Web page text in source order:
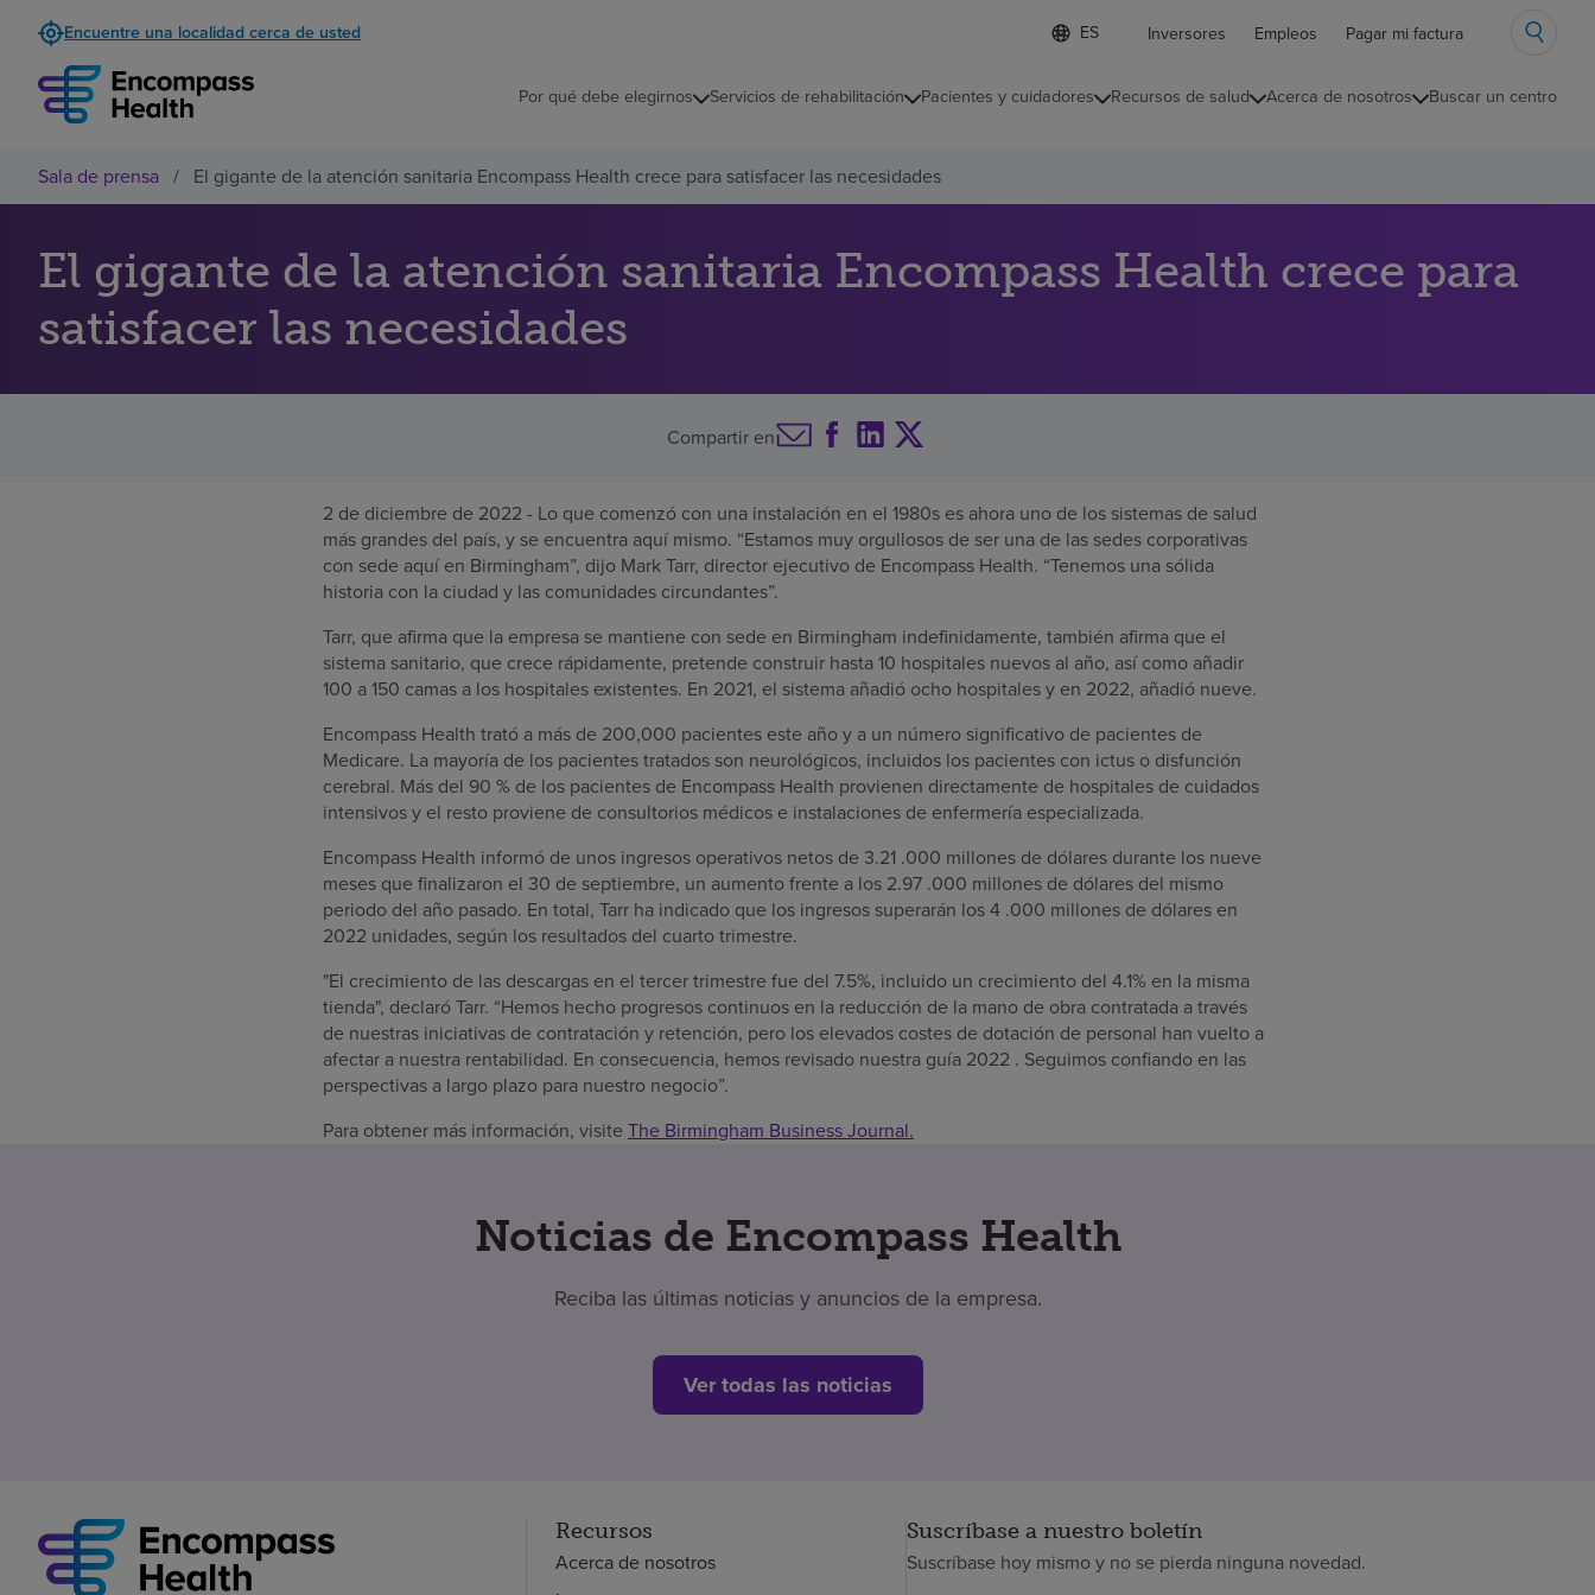
Encuentre una localidad cerca de usted
Lista
de
contraída
d
o
l
c
i
Inversores Empleos Pagar mi factura
Por qué debe elegirnos Servicios de rehabilitación Pacientes y cuidadores Recursos de salud Acerca de nosotros Buscar un centro
Sala de prensa / El gigante de la atención sanitaria Encompass Health crece para satisfacer las necesidades
El gigante de la atención sanitaria Encompass Health crece para
satisfacer las necesidades
Compartir en
2 de diciembre de 2022 - Lo que comenzó con una instalación en el 1980s es ahora uno de los sistemas de salud
más grandes del país, y se encuentra aquí mismo. “Estamos muy orgullosos de ser una de las sedes corporativas
con sede aquí en Birmingham”, dijo Mark Tarr, director ejecutivo de Encompass Health. “Tenemos una sólida
historia con la ciudad y las comunidades circundantes”.
Tarr, que afirma que la empresa se mantiene con sede en Birmingham indefinidamente, también afirma que el
sistema sanitario, que crece rápidamente, pretende construir hasta 10 hospitales nuevos al año, así como añadir
100 a 150 camas a los hospitales existentes. En 2021, el sistema añadió ocho hospitales y en 2022, añadió nueve.
Encompass Health trató a más de 200,000 pacientes este año y a un número significativo de pacientes de
Medicare. La mayoría de los pacientes tratados son neurológicos, incluidos los pacientes con ictus o disfunción
cerebral. Más del 90 % de los pacientes de Encompass Health provienen directamente de hospitales de cuidados
intensivos y el resto proviene de consultorios médicos e instalaciones de enfermería especializada.
Encompass Health informó de unos ingresos operativos netos de 3.21 .000 millones de dólares durante los nueve
meses que finalizaron el 30 de septiembre, un aumento frente a los 2.97 .000 millones de dólares del mismo
periodo del año pasado. En total, Tarr ha indicado que los ingresos superarán los 4 .000 millones de dólares en
2022 unidades, según los resultados del cuarto trimestre.
"El crecimiento de las descargas en el tercer trimestre fue del 7.5%, incluido un crecimiento del 4.1% en la misma
tienda", declaró Tarr. “Hemos hecho progresos continuos en la reducción de la mano de obra contratada a través
de nuestras iniciativas de contratación y retención, pero los elevados costes de dotación de personal han vuelto a
afectar a nuestra rentabilidad. En consecuencia, hemos revisado nuestra guía 2022 . Seguimos confiando en las
perspectivas a largo plazo para nuestro negocio”.
Para obtener más información, visite The Birmingham Business Journal.
Noticias de Encompass Health
Reciba las últimas noticias y anuncios de la empresa.
Ver todas las noticias
Recursos
Acerca de nosotros
Suscríbase a nuestro boletín
Suscríbase hoy mismo y no se pierda ninguna novedad.